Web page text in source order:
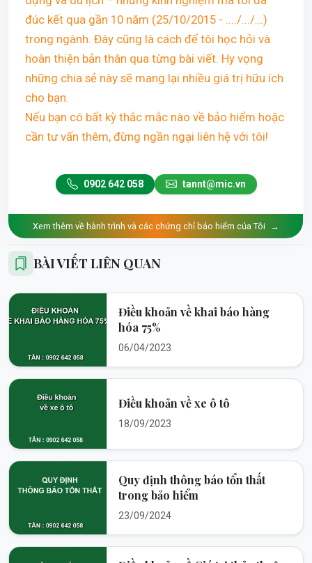
đúc kết qua gần 10 năm (25/10/2015 - ..../.../...)
trong ngành. Đây cũng là cách để tôi học hỏi và
hoàn thiện bản thân qua từng bài viết. Hy vọng
những chia sẻ này sẽ mang lại nhiều giá trị hữu ích
cho bạn.
Nếu bạn có bất kỳ thắc mắc nào về bảo hiểm hoặc
cần tư vấn thêm, đừng ngần ngại liên hệ với tôi!
0902 642 058 tannt@mic.vn
Xem thêm về hành trình và các chứng chỉ bảo hiểm của Tôi →
BÀI VIẾT LIÊN QUAN
Điều khoản về khai báo hàng
hóa 75%
06/04/2023
Điều khoản về xe ô tô
18/09/2023
Quy định thông báo tổn thất
trong bảo hiểm
23/09/2024